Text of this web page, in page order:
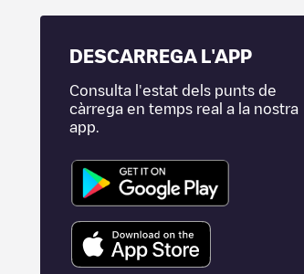
DESCARREGA L'APP
Consulta l'estat dels punts de
càrrega en temps real a la nostra
app.